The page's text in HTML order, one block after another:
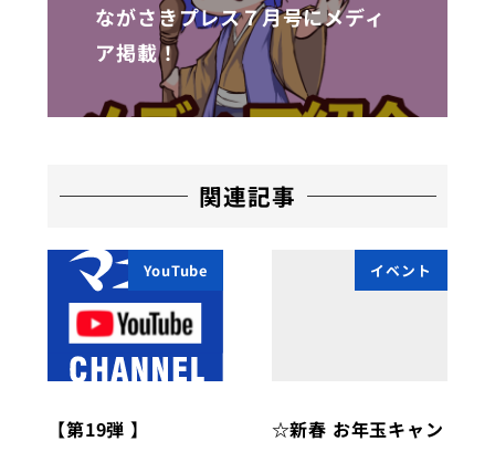
ながさきプレス７月号にメディ
ア掲載！
関連記事
YouTube
【第19弾 】
イベント
☆新春 お年玉キャン